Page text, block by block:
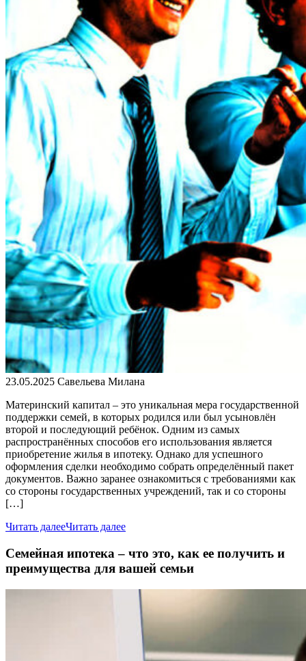
23.05.2025 Савельева Милана
Материнский капитал – это уникальная мера государственной
поддержки семей, в которых родился или был усыновлён
второй и последующий ребёнок. Одним из самых
распространённых способов его использования является
приобретение жилья в ипотеку. Однако для успешного
оформления сделки необходимо собрать определённый пакет
документов. Важно заранее ознакомиться с требованиями как
со стороны государственных учреждений, так и со стороны
[…]
Читать далееЧитать далее
Семейная ипотека – что это, как ее получить и
преимущества для вашей семьи